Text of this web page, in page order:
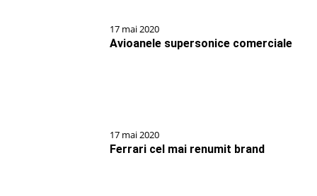
17 mai 2020
Avioanele supersonice comerciale
17 mai 2020
Ferrari cel mai renumit brand